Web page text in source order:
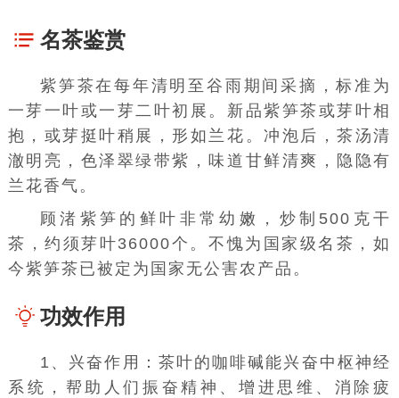
名茶鉴赏
紫笋茶在每年清明至谷雨期间采摘，标准为
一芽一叶或一芽二叶初展。新品紫笋茶或芽叶相
抱，或芽挺叶稍展，形如兰花。冲泡后，茶汤清
澈明亮，色泽翠绿带紫，味道甘鲜清爽，隐隐有
兰花香气。
顾渚紫笋的鲜叶非常幼嫩，炒制500克干
茶 ，约须芽叶36000个。不愧为国家级名茶，如
今紫笋茶已被定为国家无公害农产品。
功效作用
1、兴奋作用：茶叶的咖啡碱能兴奋 中枢神经
系统 ，帮助人们振奋精神、增进思维、消除疲